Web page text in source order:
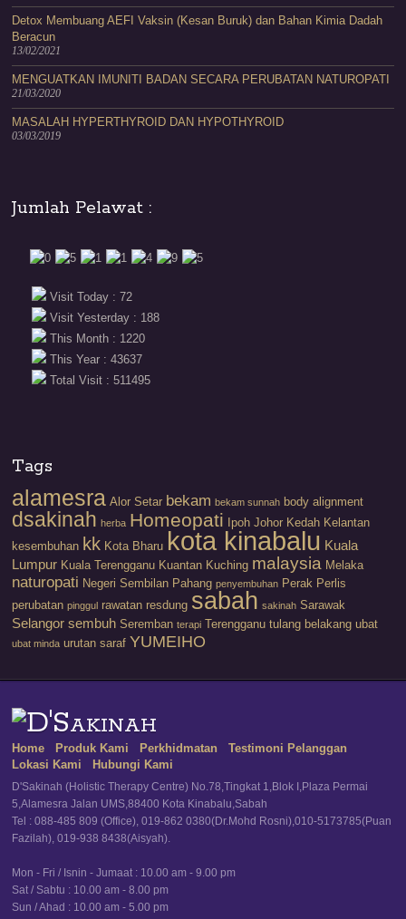
Detox Membuang AEFI Vaksin (Kesan Buruk) dan Bahan Kimia Dadah
Beracun
13/02/2021
MENGUATKAN IMUNITI BADAN SECARA PERUBATAN NATUROPATI
21/03/2020
MASALAH HYPERTHYROID DAN HYPOTHYROID
03/03/2019
Jumlah Pelawat :
Visit Today : 72
Visit Yesterday : 188
This Month : 1220
This Year : 43637
Total Visit : 511495
Tags
alamesra Alor Setar bekam bekam sunnah body alignment
dsakinah herba Homeopati Ipoh Johor Kedah Kelantan
kesembuhan kk Kota Bharu kota kinabalu Kuala
Lumpur Kuala Terengganu Kuantan Kuching malaysia Melaka
naturopati Negeri Sembilan Pahang penyembuhan Perak Perlis
perubatan pinggul rawatan resdung sabah sakinah Sarawak
Selangor sembuh Seremban terapi Terengganu tulang belakang ubat
ubat minda urutan saraf YUMEIHO
Home Produk Kami Perkhidmatan
Testimoni Pelanggan
Lokasi Kami
Hubungi Kami
D'Sakinah (Holistic Therapy Centre) No.78,Tingkat 1,Blok I,Plaza Permai
5,Alamesra Jalan UMS,88400 Kota Kinabalu,Sabah
Tel : 088-485 809 (Office), 019-862 0380(Dr.Mohd Rosni),010-5173785(Puan
Fazilah), 019-938 8438(Aisyah).
Mon - Fri / Isnin - Jumaat : 10.00 am - 9.00 pm
Sat / Sabtu : 10.00 am - 8.00 pm
Sun / Ahad : 10.00 am - 5.00 pm